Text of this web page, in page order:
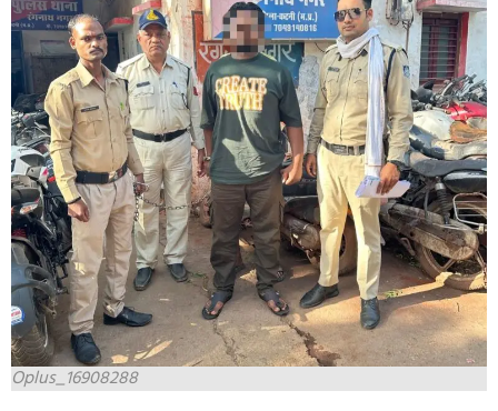
Oplus_16908288